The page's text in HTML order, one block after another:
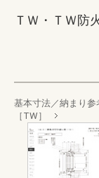
ＴＷ・ＴＷ防
基本寸法／納まり参
［TW］